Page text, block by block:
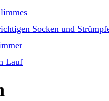
Socken und
Lauf